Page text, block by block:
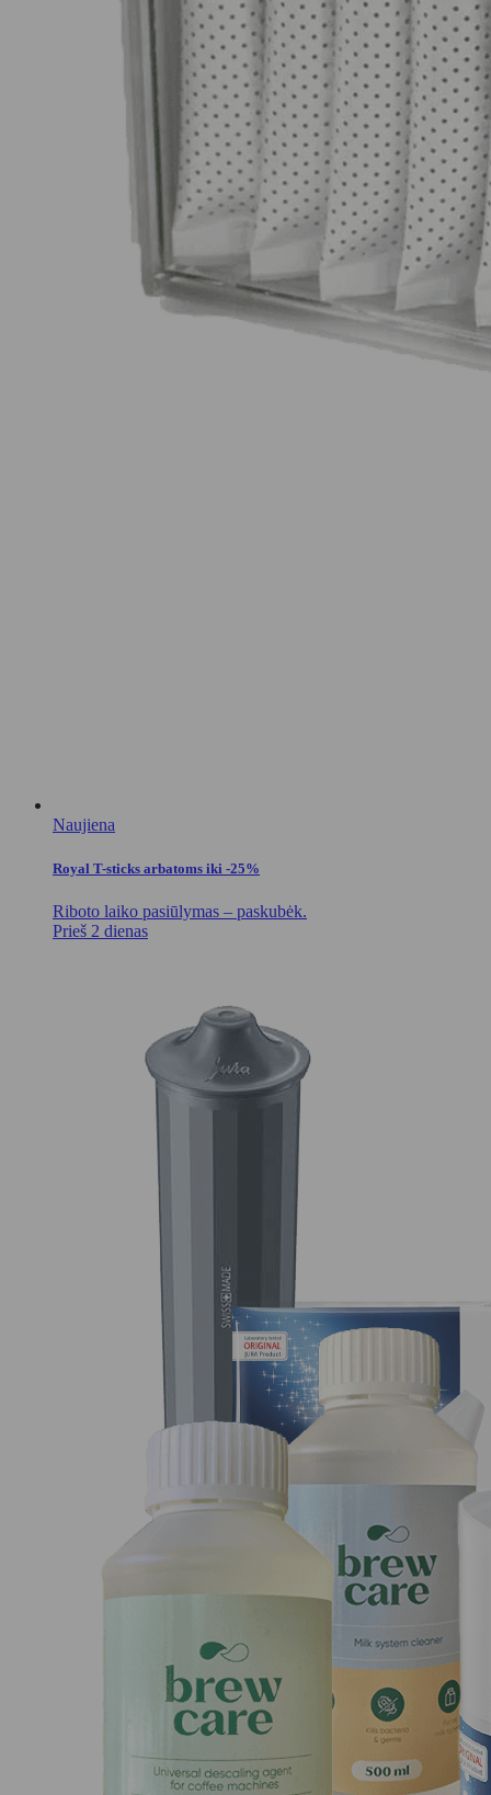
Naujiena
Royal T-sticks arbatoms iki -25%
Riboto laiko pasiūlymas – paskubėk.
Prieš 2 dienas